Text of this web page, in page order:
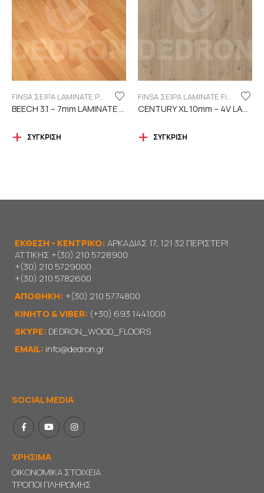
ΣΎΓΚΡΙΣΗ ΣΎΓΚΡΙΣΗ
ΕΚΘΕΣΗ - ΚΕΝΤΡΙΚΟ:ΑΡΚΑΔΙΑΣ 17, 121 32 ΠΕΡΙΣΤΕΡΙ
ΑΤΤΙΚΗΣ +(30) 210 5728900
+(30) 210 5729000
+(30) 210 5782600
ΑΠΟΘΗΚΗ: +(30) 210 5774800
KΙΝΗΤΟ & VIBER: (+30) 693 1441000
SKYPE: DEDRON_WOOD_FLOORS
EMAIL: info@dedron.gr
SOCIAL MEDIA
ΧΡΗΣΙΜΑ
ΟΙΚΟΝΟΜΙΚΑ ΣΤΟΙΧΕΙΑ
ΤΡΟΠΟΙ ΠΛΗΡΩΜΗΣ